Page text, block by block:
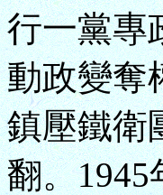
行一黨專
動政變奪
鎮壓鐵衛
翻。